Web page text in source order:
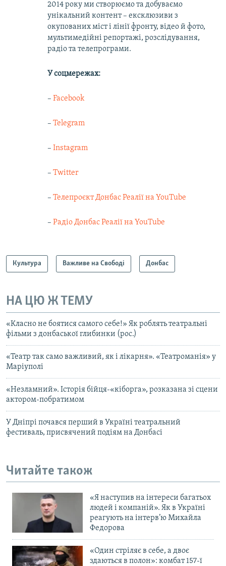
2014 року ми створюємо та добуваємо
унікальний контент – ексклюзиви з
окупованих міст і лінії фронту, відео й фото,
мультимедійні репортажі, розслідування,
радіо та телепрограми.
У соцмережах:
– Facebook
– Telegram
– Instagram
– Twitter
– Телепроєкт Донбас Реалії на YouTube
– Радіо Донбас Реалії на YouTube
Культура Важливе на Свободі Донбас
НА ЦЮ Ж ТЕМУ
«Класно не боятися самого себе!» Як роблять театральні
фільми з донбаської глибинки (рос.)
«Театр так само важливий, як і лікарня». «Театроманія» у
Маріуполі
«Незламний». Історія бійця-«кіборга», розказана зі сцени
актором-побратимом
У Дніпрі почався перший в Україні театральний
фестиваль, присвячений подіям на Донбасі
Читайте також
«Я наступив на інтереси багатьох
людей і компаній». Як в Україні
реагують на інтерв’ю Михайла
Федорова
«Один стріляє в себе, а двоє
здаються в полон»: комбат 157-ї